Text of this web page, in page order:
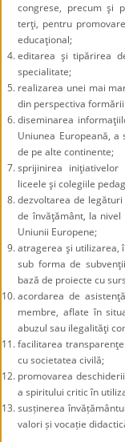
congrese, precum şi
terţi, pentru
educaţional;
editarea şi tipărirea
specialitate;
realizarea unei mai
din perspectiva
diseminarea
Uniunea Europeană,
de pe alte continente;
sprijinirea
liceele şi colegiile
dezvoltarea de
de învăţământ, la
Uniunii Europene;
atragerea şi utilizarea,
sub forma de
bază de proiecte cu
acordarea de
membre, aflate în
abuzul sau ilegalităţi
facilitarea
cu societatea civilă;
promovarea
a spiritului critic în
susținerea
valori și vocație